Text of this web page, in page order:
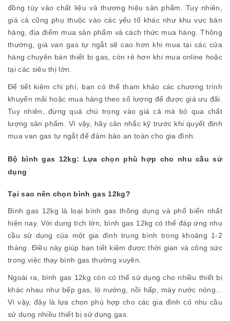
đồng tùy vào chất liệu và thương hiệu sản phẩm. Tuy nhiên,
giá cả cũng phụ thuộc vào các yếu tố khác như khu vực bán
hàng, địa điểm mua sản phẩm và cách thức mua hàng. Thông
thường, giá van gas tự ngắt sẽ cao hơn khi mua tại các cửa
hàng chuyên bán thiết bị gas, còn rẻ hơn khi mua online hoặc
tại các siêu thị lớn.
Để tiết kiệm chi phí, bạn có thể tham khảo các chương trình
khuyến mãi hoặc mua hàng theo số lượng để được giá ưu đãi.
Tuy nhiên, đừng quá chú trọng vào giá cả mà bỏ qua chất
lượng sản phẩm. Vì vậy, hãy cân nhắc kỹ trước khi quyết định
mua van gas tự ngắt để đảm bảo an toàn cho gia đình.
Bộ bình gas 12kg: Lựa chọn phù hợp cho nhu cầu sử
dụng
Tại sao nên chọn bình gas 12kg?
Bình gas 12kg là loại bình gas thông dụng và phổ biến nhất
hiện nay. Với dung tích lớn, bình gas 12kg có thể đáp ứng nhu
cầu sử dụng của một gia đình trung bình trong khoảng 1-2
tháng. Điều này giúp bạn tiết kiệm được thời gian và công sức
trong việc thay bình gas thường xuyên.
Ngoài ra, bình gas 12kg còn có thể sử dụng cho nhiều thiết bị
khác nhau như bếp gas, lò nướng, nồi hấp, máy nước nóng...
Vì vậy, đây là lựa chọn phù hợp cho các gia đình có nhu cầu
sử dụng nhiều thiết bị sử dụng gas.